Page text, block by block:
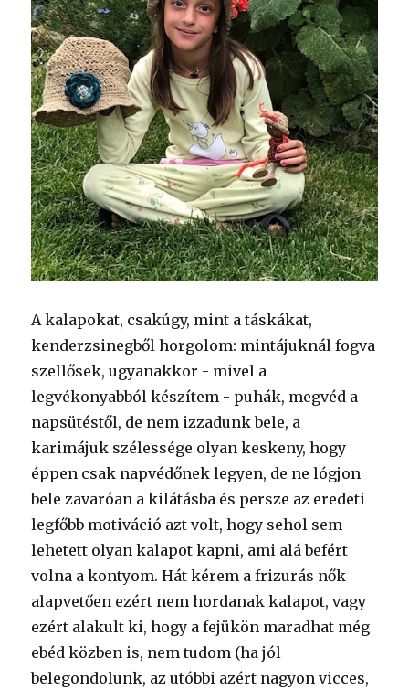
A kalapokat, csakúgy, mint a táskákat,
kenderzsinegből horgolom: mintájuknál fogva
szellősek, ugyanakkor - mivel a
legvékonyabból készítem - puhák, megvéd a
napsütéstől, de nem izzadunk bele, a
karimájuk szélessége olyan keskeny, hogy
éppen csak napvédőnek legyen, de ne lógjon
bele zavaróan a kilátásba és persze az eredeti
legfőbb motiváció azt volt, hogy sehol sem
lehetett olyan kalapot kapni, ami alá befért
volna a kontyom. Hát kérem a frizurás nők
alapvetően ezért nem hordanak kalapot, vagy
ezért alakult ki, hogy a fejükön maradhat még
ebéd közben is, nem tudom (ha jól
belegondolunk, az utóbbi azért nagyon vicces,